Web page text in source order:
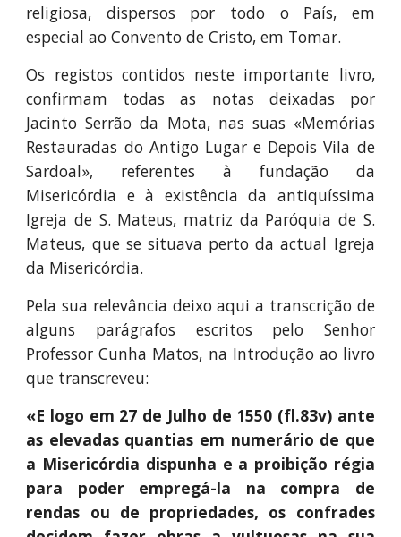
religiosa, dispersos por todo o País, em
especial ao Convento de Cristo, em Tomar.
Os registos contidos neste importante livro,
confirmam todas as notas deixadas por
Jacinto Serrão da Mota, nas suas «Memórias
Restauradas do Antigo Lugar e Depois Vila de
Sardoal», referentes à fundação da
Misericórdia e à existência da antiquíssima
Igreja de S. Mateus, matriz da Paróquia de S.
Mateus, que se situava perto da actual Igreja
da Misericórdia.
Pela sua relevância deixo aqui a transcrição de
alguns parágrafos escritos pelo Senhor
Professor Cunha Matos, na Introdução ao livro
que transcreveu:
«E logo em 27 de Julho de 1550 (fl.83v) ante
as elevadas quantias em numerário de que
a Misericórdia dispunha e a proibição régia
para poder empregá-la na compra de
rendas ou de propriedades, os confrades